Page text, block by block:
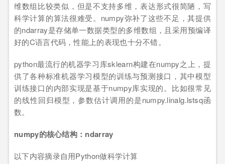
维数组比较类似，但是不支持多维，表达形式很简陋，写
科学计算的算法很难受。numpy弥补了这些不足，其提供
的ndarray是存储单一数据类型的多维数组，且采用预编译
好的C语言代码，性能上的表现也十分不错。
python最流行的机器学习库sklearn构建在numpy之上，提
供了各种标准机器学习模型的训练与预测接口，其中模型
训练接口的内部实现是基于numpy库实现的。比如很常见
的线性回归模型，参数估计调用的是numpy.linalg.lstsq函
数。
numpy的核心结构：ndarray
以下内容摘录自用Python做科学计算